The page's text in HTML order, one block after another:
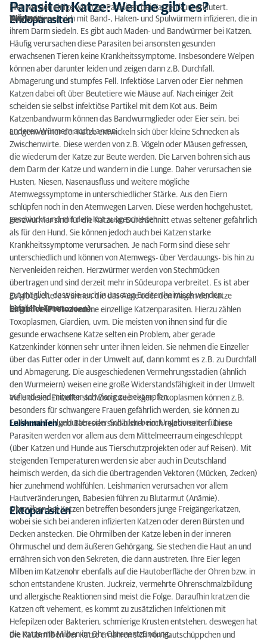
Parasiten Katze: Welche gibt es?
Hier werden einige wichtige Parasiten bei Katzen kurz erläutert.
Endoparasiten
Würmer:
Katzen können sich mit Band-, Haken- und Spulwürmern infizieren, die in
ihrem Darm siedeln. Es gibt auch Maden- und Bandwürmer bei Katzen.
Häufig verursachen diese Parasiten bei ansonsten gesunden
erwachsenen Tieren keine Krankheitssymptome. Insbesondere Welpen
können aber darunter leiden und zeigen dann z.B. Durchfall,
Abmagerung und stumpfes Fell. Infektiöse Larven oder Eier nehmen
Katzen dabei oft über Beutetiere wie Mäuse auf. Nach einiger Zeit
scheiden sie selbst infektiöse Partikel mit dem Kot aus. Beim
Katzenbandwurm können das Bandwurmglieder oder Eier sein, bei
anderen Würmern auch Larven.
Lungenwürmer der Katze entwickeln sich über kleine Schnecken als
Zwischenwirte. Diese werden von z.B. Vögeln oder Mäusen gefressen,
die wiederum der Katze zur Beute werden. Die Larven bohren sich aus
dem Darm der Katze und wandern in die Lunge. Daher verursachen sie
Husten, Niesen, Nasenausfluss und weitere mögliche
Atemwegssymptome in unterschiedlicher Stärke. Aus den Eiern
schlüpfen noch in den Atemwegen Larven. Diese werden hochgehustet,
geschluckt und mit dem Kot ausgeschieden.
Herzwürmer sind für die Katze im Durchschnitt etwas seltener gefährlich
als für den Hund. Sie können jedoch auch bei Katzen starke
Krankheitssymptome verursachen. Je nach Form sind diese sehr
unterschiedlich und können von Atemwegs- über Verdauungs- bis hin zu
Nervenleiden reichen. Herzwürmer werden von Stechmücken
übertragen und sind derzeit mehr in Südeuropa verbreitet. Es ist aber
gut möglich, dass sie auch in unseren Breiten heimisch werden.
Es gibt weitere Würmer, die das Auge oder den Magen der Katze
befallen können.
Einzeller (Protozoen):
Es gibt viele verschiedene einzellige Katzenparasiten. Hierzu zählen
Toxoplasmen, Giardien, uvm. Die meisten von ihnen sind für die
gesunde erwachsene Katze selten ein Problem, aber gerade
Katzenkinder können sehr unter ihnen leiden. Sie nehmen die Einzeller
über das Futter oder in der Umwelt auf, dann kommt es z.B. zu Durchfall
und Abmagerung. Die ausgeschiedenen Vermehrungsstadien (ähnlich
den Wurmeiern) weisen eine große Widerstandsfähigkeit in der Umwelt
auf und sind mitunter schwierig zu bekämpfen.
Viele dieser Einzeller sind Zoonoseerreger: Toxoplasmen können z.B.
besonders für schwangere Frauen gefährlich werden, sie können zu
Früh- und Fehlgeburten oder Schäden beim Ungeborenen führen.
Leishmanienund Babesien sind bisher noch relativ selten. Diese
Parasiten werden vor allem aus dem Mittelmeerraum eingeschleppt
(über Katzen und Hunde aus Tierschutzprojekten oder auf Reisen). Mit
steigenden Temperaturen werden sie aber auch in Deutschland
heimisch werden, da sich die übertragenden Vektoren (Mücken, Zecken)
hier zunehmend wohlfühlen. Leishmanien verursachen vor allem
Hautveränderungen, Babesien führen zu Blutarmut (Anämie).
Ektoparasiten
Ohrmilben bei Katzen betreffen besonders junge Freigängerkatzen,
wobei sie sich bei anderen infizierten Katzen oder deren Bürsten und
Decken anstecken. Die Ohrmilben der Katze leben in der inneren
Ohrmuschel und dem äußeren Gehörgang. Sie stechen die Haut an und
ernähren sich von den Sekreten, die dann austreten. Ihre Eier legen
Milben im Katzenohr ebenfalls auf die Hautoberfläche der Ohren bzw. in
schon entstandene Krusten. Juckreiz, vermehrte Ohrenschmalzbildung
und allergische Reaktionen sind meist die Folge. Daraufhin kratzen die
Katzen oft vehement, es kommt zu zusätzlichen Infektionen mit
Hefepilzen oder Bakterien, schmierige Krusten entstehen, deswegen hat
die Katze mit Milben im Ohr Ohrenentzündung.
Die Raubmilben der Katze ernähren sich von Hautschüppchen und